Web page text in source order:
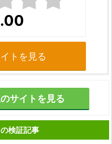
トを見る
サイトを見る
検証記事